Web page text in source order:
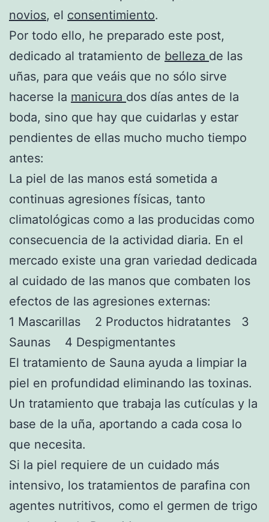
novios, el consentimiento.
Por todo ello, he preparado este post,
dedicado al tratamiento de belleza de las
uñas, para que veáis que no sólo sirve
hacerse la manicura dos días antes de la
boda, sino que hay que cuidarlas y estar
pendientes de ellas mucho mucho tiempo
antes:
La piel de las manos está sometida a
continuas agresiones físicas, tanto
climatológicas como a las producidas como
consecuencia de la actividad diaria. En el
mercado existe una gran variedad dedicada
al cuidado de las manos que combaten los
efectos de las agresiones externas:
1 Mascarillas 2 Productos hidratantes 3
Saunas 4 Despigmentantes
El tratamiento de Sauna ayuda a limpiar la
piel en profundidad eliminando las toxinas.
Un tratamiento que trabaja las cutículas y la
base de la uña, aportando a cada cosa lo
que necesita.
Si la piel requiere de un cuidado más
intensivo, los tratamientos de parafina con
agentes nutritivos, como el germen de trigo